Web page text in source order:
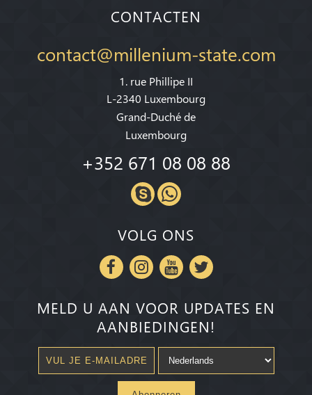
CONTACTEN
contact@millenium-state.com
1. rue Phillipe II
L-2340 Luxembourg
Grand-Duché de
Luxembourg
+352 671 08 08 88
VOLG ONS
MELD U AAN VOOR UPDATES EN
AANBIEDINGEN!